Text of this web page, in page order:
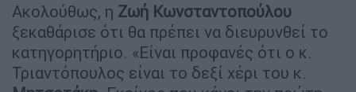
Ακολούθως, η Ζωή Κωνσταντοπούλου
ξεκαθάρισε ότι θα πρέπει να διευρυνθεί το
κατηγορητήριο. «Είναι προφανές ότι ο κ.
Τριαντόπουλος είναι το δεξί χέρι του κ.